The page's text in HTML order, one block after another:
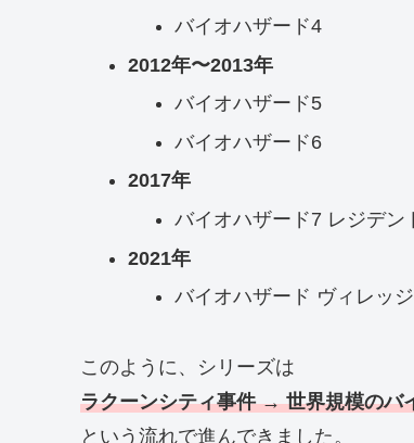
バイオハザード4
2012年〜2013年
バイオハザード5
バイオハザード6
2017年
バイオハザード7 レジデン
2021年
バイオハザード ヴィレッジ
このように、シリーズは
ラクーンシティ事件 → 世界規模のバ
という流れで進んできました。